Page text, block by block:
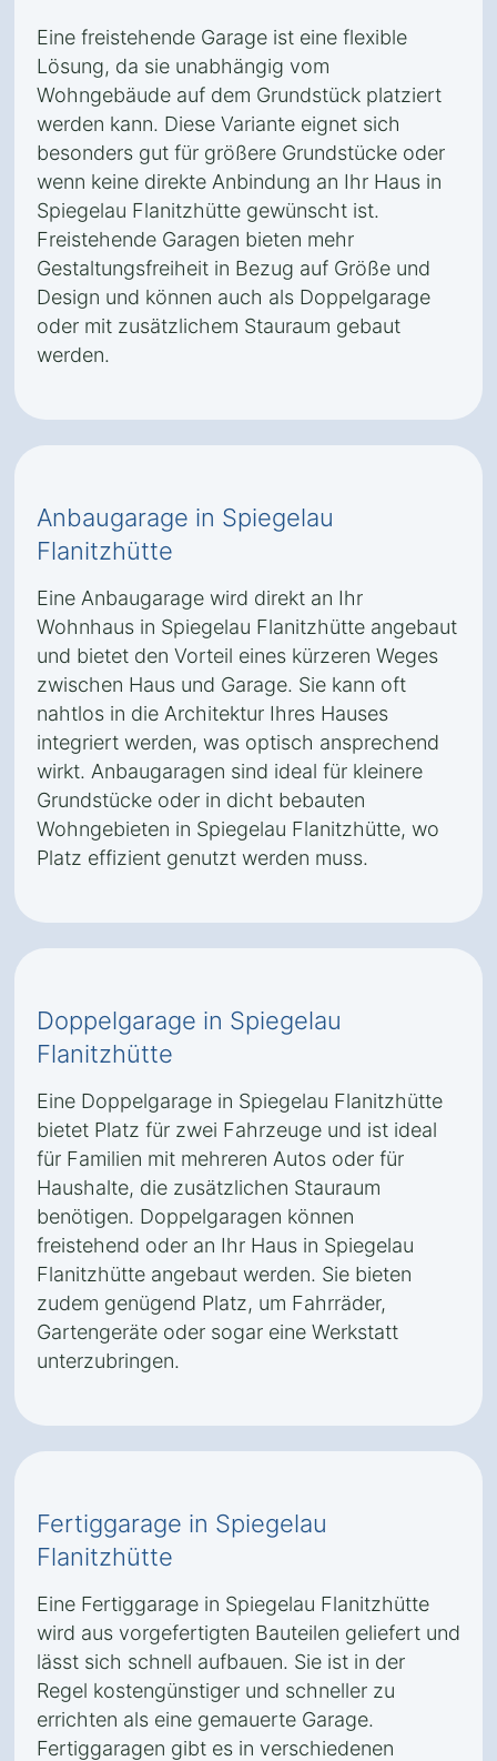
Eine freistehende Garage ist eine flexible
Lösung, da sie unabhängig vom
Wohngebäude auf dem Grundstück platziert
werden kann. Diese Variante eignet sich
besonders gut für größere Grundstücke oder
wenn keine direkte Anbindung an Ihr Haus in
Spiegelau Flanitzhütte gewünscht ist.
Freistehende Garagen bieten mehr
Gestaltungsfreiheit in Bezug auf Größe und
Design und können auch als Doppelgarage
oder mit zusätzlichem Stauraum gebaut
werden.
Anbaugarage in Spiegelau
Flanitzhütte
Eine Anbaugarage wird direkt an Ihr
Wohnhaus in Spiegelau Flanitzhütte angebaut
und bietet den Vorteil eines kürzeren Weges
zwischen Haus und Garage. Sie kann oft
nahtlos in die Architektur Ihres Hauses
integriert werden, was optisch ansprechend
wirkt. Anbaugaragen sind ideal für kleinere
Grundstücke oder in dicht bebauten
Wohngebieten in Spiegelau Flanitzhütte, wo
Platz effizient genutzt werden muss.
Doppelgarage in Spiegelau
Flanitzhütte
Eine Doppelgarage in Spiegelau Flanitzhütte
bietet Platz für zwei Fahrzeuge und ist ideal
für Familien mit mehreren Autos oder für
Haushalte, die zusätzlichen Stauraum
benötigen. Doppelgaragen können
freistehend oder an Ihr Haus in Spiegelau
Flanitzhütte angebaut werden. Sie bieten
zudem genügend Platz, um Fahrräder,
Gartengeräte oder sogar eine Werkstatt
unterzubringen.
Fertiggarage in Spiegelau
Flanitzhütte
Eine Fertiggarage in Spiegelau Flanitzhütte
wird aus vorgefertigten Bauteilen geliefert und
lässt sich schnell aufbauen. Sie ist in der
Regel kostengünstiger und schneller zu
errichten als eine gemauerte Garage.
Fertiggaragen gibt es in verschiedenen